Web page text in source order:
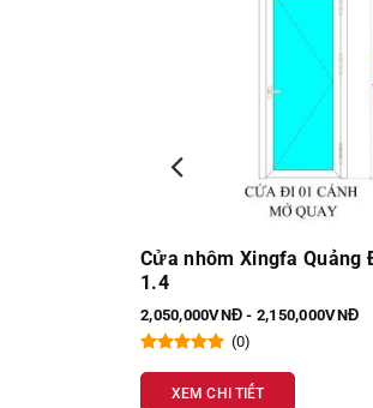
Cửa sổ 1 cánh mở quay
dưới
1,800,000VNĐ - 1,900,000VNĐ
(0)
XEM CHI TIẾT